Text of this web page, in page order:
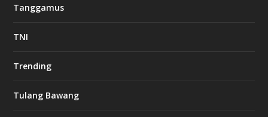
Tanggamus
TNI
Trending
Tulang Bawang